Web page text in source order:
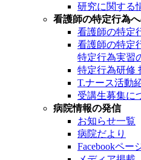
研究に関する
看護師の特定行為
看護師の特定
看護師の特定
特定行為実習
特定行為研修
T.ナース活動
受講生募集に
病院情報の発信
お知らせ一覧
病院だより
Facebookペー